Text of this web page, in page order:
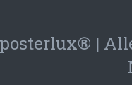
posterlux® |